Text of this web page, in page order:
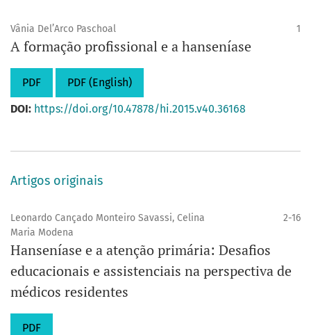
Vânia Del’Arco Paschoal 1
A formação profissional e a hanseníase
PDF
PDF (English)
DOI: https://doi.org/10.47878/hi.2015.v40.36168
Artigos originais
Leonardo Cançado Monteiro Savassi, Celina
Maria Modena
2-16
Hanseníase e a atenção primária: Desafios
educacionais e assistenciais na perspectiva de
médicos residentes
PDF